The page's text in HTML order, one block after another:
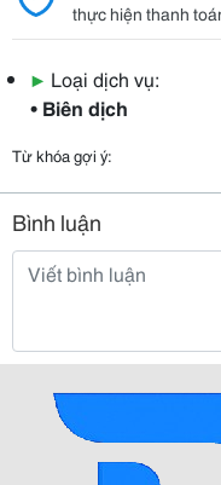
thực hiện thanh
▶ Loại dịch vụ:
• Biên dịch
Từ khóa gợi ý:
Bình luận